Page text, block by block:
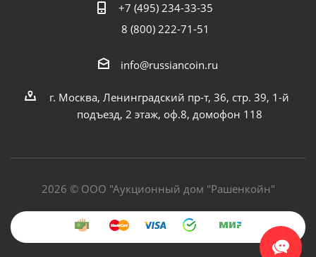
+7 (495) 234-33-35
8 (800) 222-71-51
info@russiancoin.ru
г. Москва, Ленинградский пр-т, 36, стр. 39, 1-й
подъезд, 2 этаж, оф.8, домофон 118
2026 © ООО "Аукционный дом "Рашенкойн"